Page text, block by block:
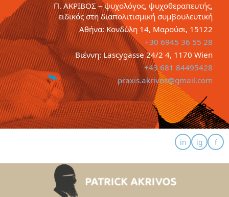
Π. ΑΚΡΙΒΟΣ – ψυχολόγος, ψυχοθεραπευτής,
ειδικός στη διαπολιτισμική συμβουλευτική
Αθήνα: Κονδύλη 14, Μαρούσι, 15122
+30 6945 36 55 28
Βιέννη: Lascygasse 24/2 4, 1170 Wien
+43 681 84495428
praxis.akrivos@gmail.com